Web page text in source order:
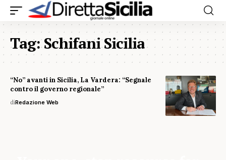
Tag:Schifani Sicilia
“No” avanti in Sicilia, La Vardera: “Segnale
contro il governo regionale”
diRedazione Web